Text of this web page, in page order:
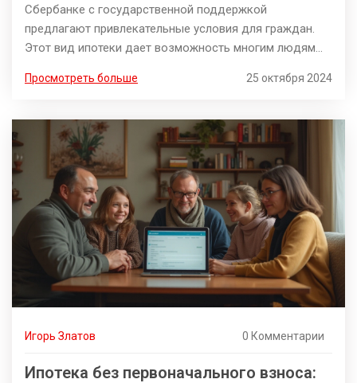
Сбербанке с государственной поддержкой
предлагают привлекательные условия для граждан.
Этот вид ипотеки дает возможность многим людям
оплачивая относительно низкие проценты. В статье
ипотеки, а также советы для заемщиков по
выгодному оформлению ипотечного кредита. Тем, кто
рассматривает возможности покупки жилья через
Сбербанк, стоит обратить внимание на программы с
господдержкой.
Просмотреть больше 25 октября 2024
Игорь Златов 0 Комментарии
Ипотека без первоначального взноса: